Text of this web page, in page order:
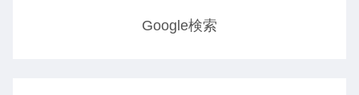
Google検索